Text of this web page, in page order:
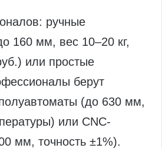
ручные
160 мм, вес 10–20 кг,
или простые
берут
(до 630 мм,
или CNC-
мм, точность ±1%).